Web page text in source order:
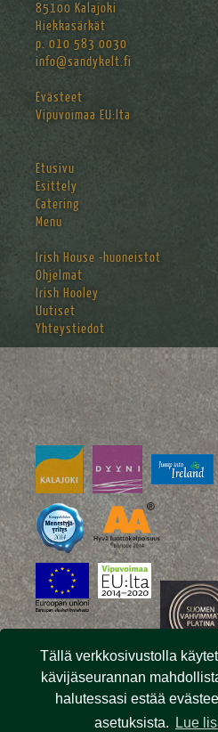
Tällä verkkosivustolla
kävijäseurannan
halutessasi estää
asetuksista.
Lue
85100 Kalajoki
Hiekkasärkät
p. 010 583 0030
info@sandykelt.fi
Evästeet
Vipuvoimaa EU:lta
Etusivu
Esittely
Catering
Menu
Irish House -huoneistot
Ohjelmat
Irish Hooley
Uutiset
Yhteystiedot